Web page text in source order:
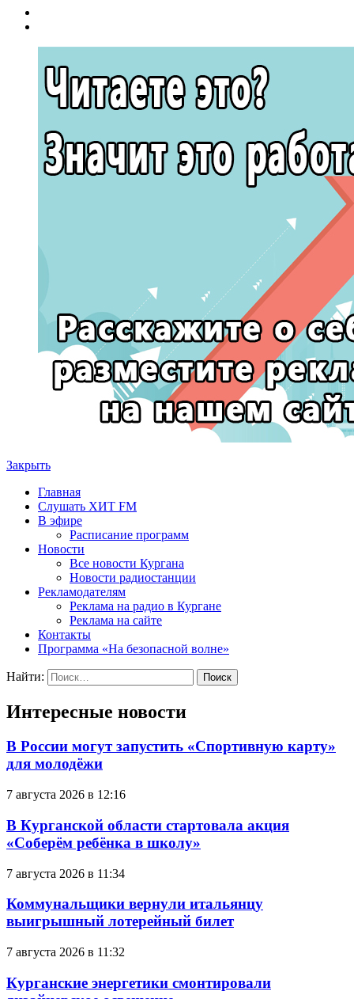
Закрыть
Главная
Слушать ХИТ FM
В эфире
Расписание программ
Новости
Все новости Кургана
Новости радиостанции
Рекламодателям
Реклама на радио в Кургане
Реклама на сайте
Контакты
Программа «На безопасной волне»
Найти:
Интересные новости
В России могут запустить «Спортивную карту»
для молодёжи
7 августа 2026 в 12:16
В Курганской области стартовала акция
«Соберём ребёнка в школу»
7 августа 2026 в 11:34
Коммунальщики вернули итальянцу
выигрышный лотерейный билет
7 августа 2026 в 11:32
Курганские энергетики смонтировали